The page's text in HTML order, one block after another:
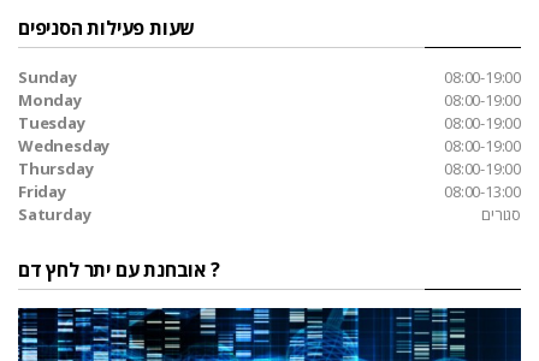
שעות פעילות הסניפים
Sunday
08:00-19:00
Monday
08:00-19:00
Tuesday
08:00-19:00
Wednesday
08:00-19:00
Thursday
08:00-19:00
Friday
08:00-13:00
Saturday
סגורים
אובחנת עם יתר לחץ דם ?